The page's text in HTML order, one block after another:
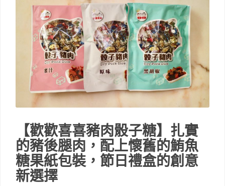
【歡歡喜喜豬肉骰子糖】扎實
的豬後腿肉，配上懷舊的鮪魚
糖果紙包裝，節日禮盒的創意
新選擇